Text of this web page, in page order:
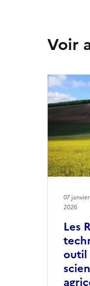
Voir
Les
outil
07 janvier
2026